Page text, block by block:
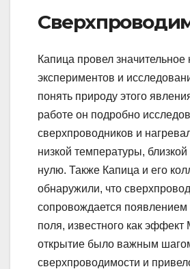
Капица провел значительное
экспериментов и
понять природу этого
работе он подробно
сверхпроводников и
низкой температуры,
нулю. Также Капица и его
обнаружили, что
сопровождается появлением
поля, известного как
открытие было важным
сверхпроводимости и